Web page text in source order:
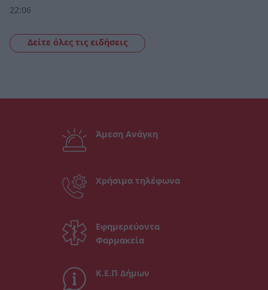
22:06
Δείτε όλες τις ειδήσεις
Άμεση Ανάγκη
Χρήσιμα τηλέφωνα
Εφημερεύοντα
Φαρμακεία
Κ.Ε.Π Δήμων